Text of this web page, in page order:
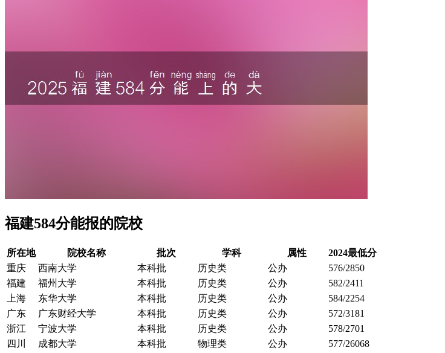
福建584分能报的院校
所在地 院校名称 批次 学科 属性
2024最低分
重庆
西南大学 本科批 历史类 公办
576/2850
福建
福州大学 本科批 历史类 公办
582/2411
上海
东华大学 本科批 历史类 公办
584/2254
广东
广东财经大学 本科批 历史类 公办
572/3181
浙江
宁波大学 本科批 历史类 公办
578/2701
四川
成都大学 本科批 物理类 公办
577/26068